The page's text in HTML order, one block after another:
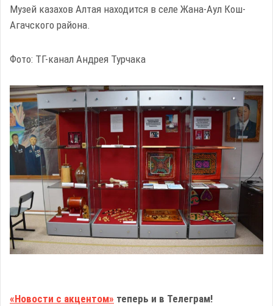
Музей казахов Алтая находится в селе Жана-Аул Кош-
Агачского района.
Фото: ТГ-канал Андрея Турчака
«Новости с акцентом» теперь и в Телеграм!